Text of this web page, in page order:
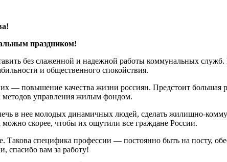
праздни­ком!
без слаженной и надежной работы комму­нальных
и общественного спокойствия.
— по­вышение качества жизни россиян. Предстоит большая
методов управления жилым фондом.
в нее мо­лодых динамичных людей, сделать жи­лищно-
скорее, чтобы их ощутили все гражда­не России.
Такова специфика профессии — постоянно быть на посту,
спа­сибо вам за работу!